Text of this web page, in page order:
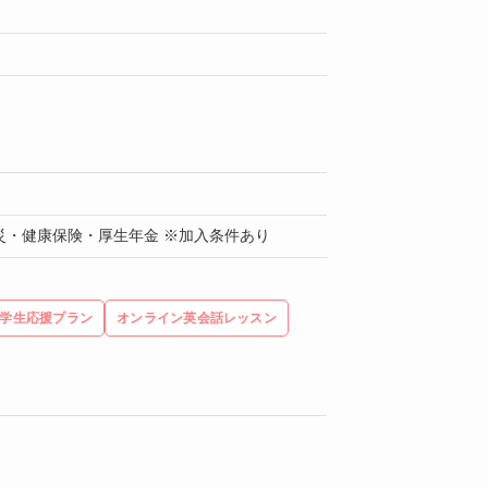
・健康保険・厚生年金 ※加入条件あり
生応援プラン オンライン英会話レッスン